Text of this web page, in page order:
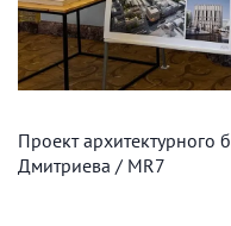
Проект
Дмитриева / MR7